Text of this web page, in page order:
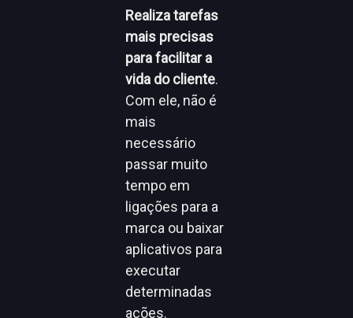
Realiza tarefas
mais precisas
para facilitar a
vida do cliente.
Com ele, não é
mais
necessário
passar muito
tempo em
ligações para a
marca ou baixar
aplicativos para
executar
determinadas
ações.